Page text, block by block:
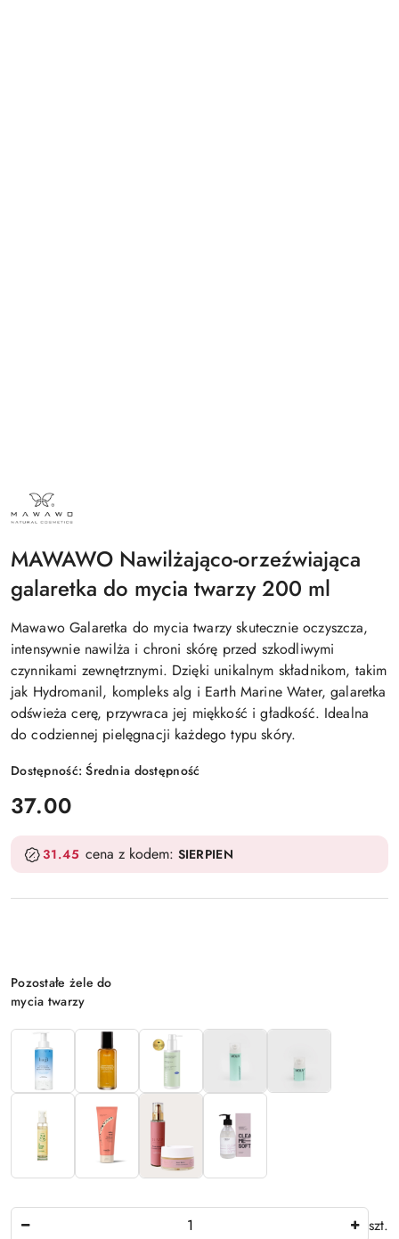
NAZWA
PRODUCENTA:
MAWAWO
MAWAWO Nawilżająco-orzeźwiająca
galaretka do mycia twarzy 200 ml
Mawawo Galaretka do mycia twarzy skutecznie oczyszcza,
intensywnie nawilża i chroni skórę przed szkodliwymi
czynnikami zewnętrznymi. Dzięki unikalnym składnikom, takim
jak Hydromanil, kompleks alg i Earth Marine Water, galaretka
odświeża cerę, przywraca jej miękkość i gładkość. Idealna
do codziennej pielęgnacji każdego typu skóry.
Dostępność:Średnia dostępność
cena:
37.00
31.45 cena z kodem: SIERPIEN
Wariant
Pozostałe żele do
mycia twarzy
szt.